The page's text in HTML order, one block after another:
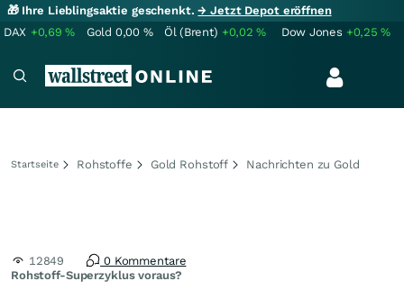
🎁 Ihre Lieblingsaktie geschenkt.→ Jetzt Depot eröffnen
DAX +0,69% Gold 0,00 % Öl (Brent) +0,02% Dow Jones +0,25%
Startseite Rohstoffe Gold Rohstoff Nachrichten zu Gold
Rohstoff-Superzyklus voraus?
12849 0 Kommentare